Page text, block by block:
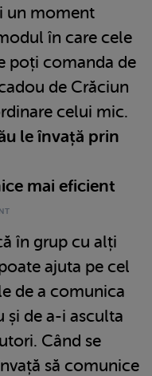
un moment
în care cele
poți comanda de
de Crăciun
celui mic.
le învață prin
mai eficient
în grup cu alți
ajuta pe cel
de a comunica
și de a-i asculta
Când se
să comunice